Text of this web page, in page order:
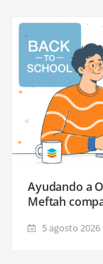
Ayudando a
Meftah
5 agosto 2026